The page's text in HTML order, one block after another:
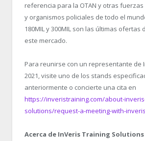
referencia para la OTAN y otras
y organismos policiales de todo el
180MIL y 300MIL son las últimas ofertas
este mercado.
Para reunirse con un representante de
2021, visite uno de los stands
anteriormente o concierte una cita en
https://inveristraining.com/about-
solutions/request-a-meeting-with-
Acerca de InVeris Training Solutions